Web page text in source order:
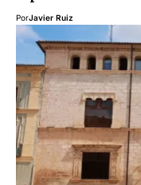
PorJavier Ruiz